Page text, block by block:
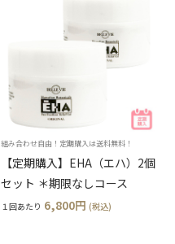
組み合わせ自由！定期購入は送料無料！
【定期購入】EHA（エハ）2個
セット ＊期限なしコース
１回あたり 6,800円 (税込)